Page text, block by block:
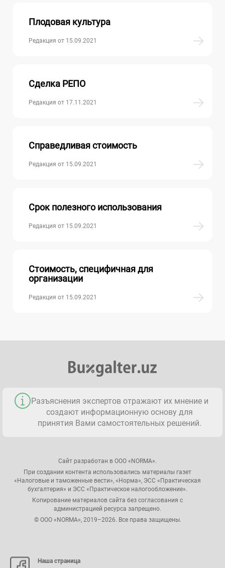
Плодовая культура
Редакция от 15.09.2021
Сделка РЕПО
Редакция от 17.11.2021
Справедливая стоимость
Редакция от 15.09.2021
Срок полезного использования
Редакция от 15.09.2021
Стоимость, специфичная для
организации
Редакция от 15.09.2021
Разъяснения экспертов отражают их мнение и
создают информационную основу для
принятия Вами самостоятельных решений.
Сайт разработан в ООО «NORMA».
При создании контента использовались материалы газет
«Налоговые и таможенные вести», «Норма», ЭСС «Практическая
бухгалтерия» и ЭСС «Практическое налогообложение».
Копирование материалов сайта без согласования с
администрацией ресурса запрещено.
© ООО «NORMA», 2019–2026. Все права защищены.
Наша страница